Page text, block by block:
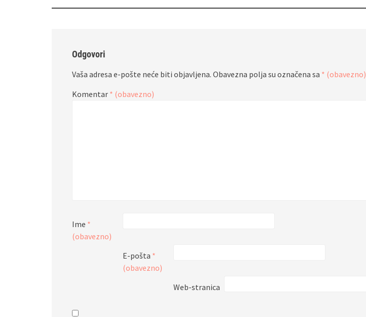
Odgovori
Vaša adresa e-pošte neće biti objavljena. Obavezna polja su označena sa * (obavezno)
Komentar * (obavezno)
Ime *
(obavezno)
E-pošta *
(obavezno)
Web-stranica